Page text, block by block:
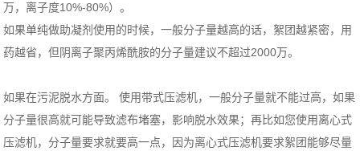
万，离子度10%-80%）。
如果单纯做助凝剂使用的时候，一般分子量越高的话，絮团越紧密，用
药越省，但阴离子聚丙烯酰胺的分子量建议不超过2000万。
如果在污泥脱水方面。 使用带式压滤机，一般分子量就不能过高，如果
分子量很高就可能导致滤布堵塞，影响脱水效果；再比如您使用离心式
压滤机，分子量要求就要高一点，因为离心式压滤机要求絮团能够尽量